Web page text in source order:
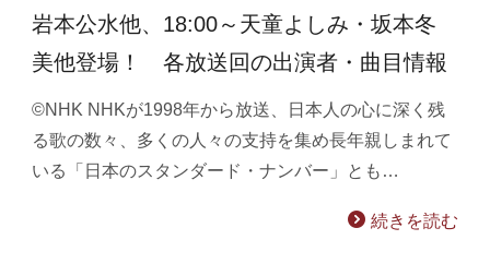
岩本公水他、18:00～天童よしみ・坂本冬
美他登場！ 各放送回の出演者・曲目情報
©NHK NHKが1998年から放送、日本人の心に深く残
る歌の数々、多くの人々の支持を集め長年親しまれて
いる「日本のスタンダード・ナンバー」とも…
続きを読む